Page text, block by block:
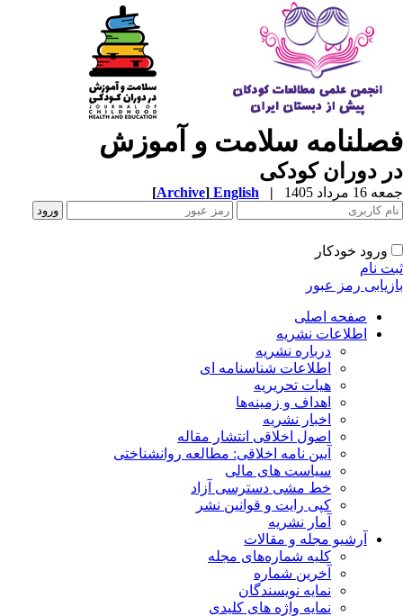
سلامت و آموزش
دوران کودکی
مرداد 1405 |
English
[Archive]
ورود خودکار
نام
رمز عبور
صفحه اصلی
اطلاعات نشریه
درباره نشریه
اطلاعات شناسنامه ای
هیات تحریریه
اهداف و زمینه‌ها
اخبار نشریه
اصول اخلاقی انتشار مقاله
آیین نامه اخلاقی: مطالعه روانشناختی
سیاست های مالی
خط مشی دسترسی آزاد
کپی رایت و قوانین نشر
آمار نشریه
آرشیو مجله و مقالات
کلیه شماره‌های مجله
آخرین شماره
نمایه نویسندگان
نمایه واژه های کلیدی